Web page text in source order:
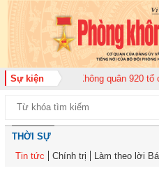
Sự kiện
đoàn Không quân 920 tổ chức Lễ
THỜI SỰ
Tin tức
Chính trị Làm theo lời